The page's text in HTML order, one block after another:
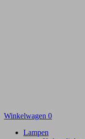
Winkelwagen 0
Lampen